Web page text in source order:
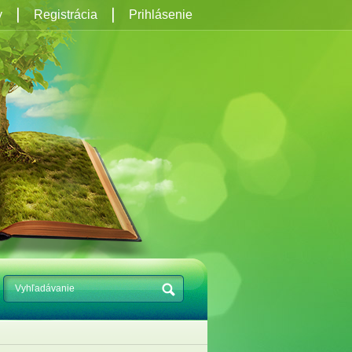
Registrácia Prihlásenie